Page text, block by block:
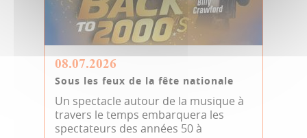
08.07.2026
Sous les feux de la fête nationale
Un spectacle autour de la musique à
travers le temps embarquera les
spectateurs des années 50 à